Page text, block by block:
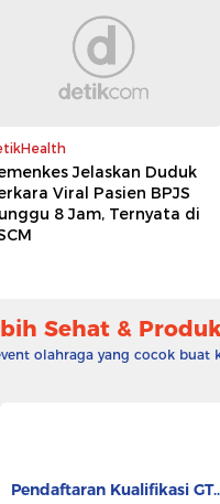
Jelaskan Duduk
Viral Pasien BPJS
8 Jam, Ternyata di
Sehat &
olahraga yang cocok buat